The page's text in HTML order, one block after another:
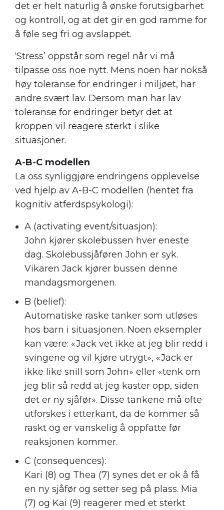
det er helt naturlig å ønske forutsigbarhet
og kontroll, og at det gir en god ramme for
å føle seg fri og avslappet.
‘Stress’ oppstår som regel når vi må
tilpasse oss noe nytt. Mens noen har nokså
høy toleranse for endringer i miljøet, har
andre svært lav. Dersom man har lav
toleranse for endringer betyr det at
kroppen vil reagere sterkt i slike
situasjoner.
A-B-C modellen
La oss synliggjøre endringens opplevelse
ved hjelp av A-B-C modellen (hentet fra
kognitiv atferdspsykologi):
A (activating event/situasjon):
John kjører skolebussen hver eneste
dag. Skolebussjåføren John er syk.
Vikaren Jack kjører bussen denne
mandagsmorgenen.
B (belief):
Automatiske raske tanker som utløses
hos barn i situasjonen. Noen eksempler
kan være: «Jack vet ikke at jeg blir redd i
svingene og vil kjøre utrygt», «Jack er
ikke like snill som John» eller «tenk om
jeg blir så redd at jeg kaster opp, siden
det er ny sjåfør». Disse tankene må ofte
utforskes i etterkant, da de kommer så
raskt og er vanskelig å oppfatte før
reaksjonen kommer.
C (consequences):
Kari (8) og Thea (7) synes det er ok å få
en ny sjåfør og setter seg på plass. Mia
(7) og Kai (9) reagerer med et sterkt